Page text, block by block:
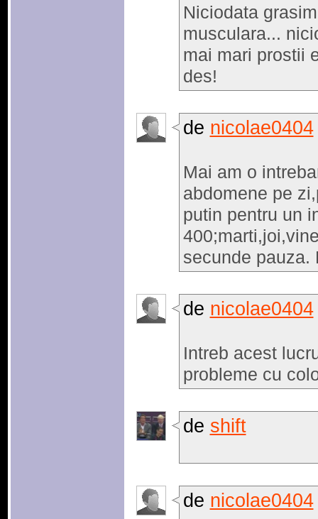
Niciodata
musculara...
mai mari prostii
des!
de nicolae0404
Mai am o
abdomene pe
putin pentru un
secunde pauza.
de nicolae0404
Intreb acest
probleme cu
de shift
de nicolae0404